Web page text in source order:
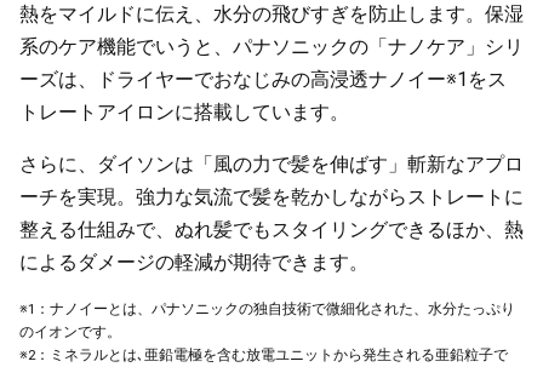
熱をマイルドに伝え、水分の飛びすぎを防止します。保湿
系のケア機能でいうと、パナソニックの「ナノケア」シリ
ーズは、ドライヤーでおなじみの高浸透ナノイー※1をス
トレートアイロンに搭載しています。
さらに、ダイソンは「風の力で髪を伸ばす」斬新なアプロ
ーチを実現。強力な気流で髪を乾かしながらストレートに
整える仕組みで、ぬれ髪でもスタイリングできるほか、熱
によるダメージの軽減が期待できます。
※1：ナノイーとは、パナソニックの独自技術で微細化された、水分たっぷり
のイオンです。
※2：ミネラルとは､亜鉛電極を含む放電ユニットから発生される亜鉛粒子で